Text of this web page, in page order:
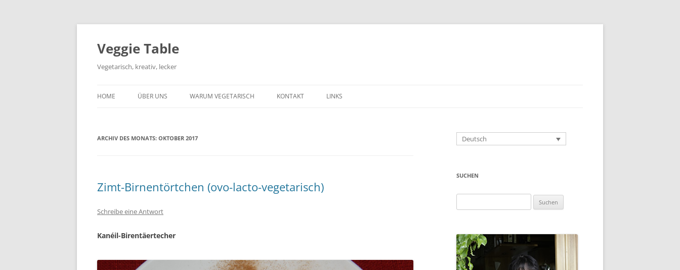
Zum
Veggie Table
Vegetarisch, kreativ, lecker
HOME ÜBER UNS WARUM VEGETARISCH KONTAKT LINKS
ARCHIV DES MONATS: OKTOBER 2017
Zimt-Birnentörtchen (ovo-lacto-vegetarisch)
Schreibe eine Antwort
Kanéil-Birentäertecher
Deutsch
SUCHEN
nach: